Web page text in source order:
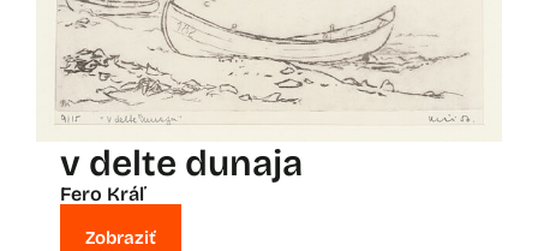
v delte dunaja
Fero Kráľ
Zobraziť